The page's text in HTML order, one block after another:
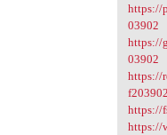
https://
03902
https://
03902
https://
f203902
https://
https://